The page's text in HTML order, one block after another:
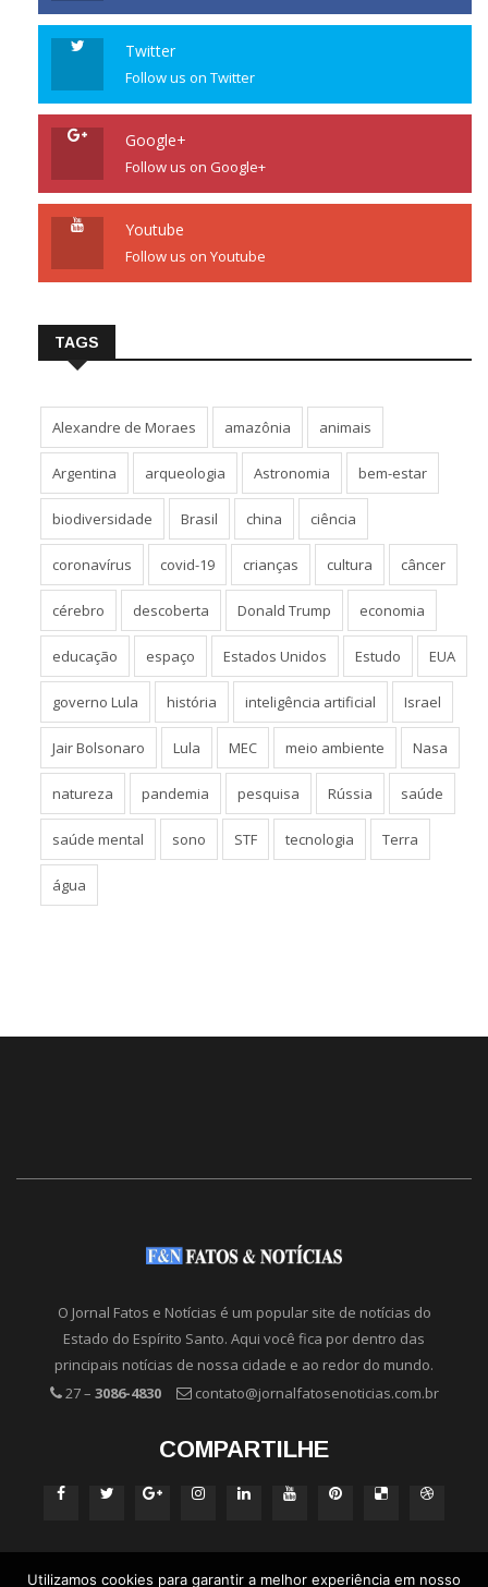
Twitter
Follow us on Twitter
Google+
Follow us on Google+
Youtube
Follow us on Youtube
TAGS
Alexandre de Moraes amazônia animais
Argentina arqueologia Astronomia bem-estar
biodiversidade Brasil china ciência
coronavírus covid-19 crianças cultura câncer
cérebro descoberta Donald Trump economia
educação espaço Estados Unidos Estudo EUA
governo Lula história inteligência artificial Israel
Jair Bolsonaro Lula MEC meio ambiente Nasa
natureza pandemia pesquisa Rússia saúde
saúde mental sono STF tecnologia Terra
água
O Jornal Fatos e Notícias é um popular site de notícias do
Estado do Espírito Santo. Aqui você fica por dentro das
principais notícias de nossa cidade e ao redor do mundo.
27 – 3086-4830 contato@jornalfatosenoticias.com.br
COMPARTILHE
Utilizamos cookies para garantir a melhor experiência em nosso